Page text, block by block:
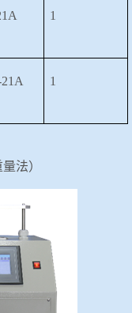
1
1
法）